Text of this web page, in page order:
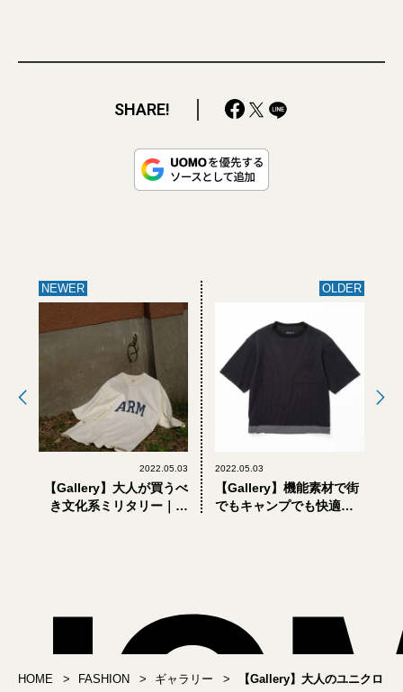
SHARE!
NEWER
2022.05.03
【Gallery】大人が買うべ
き文化系ミリタリー｜素
OLDER
2022.05.03
【Gallery】機能素材で街
でもキャンプでも快適。
HOME FASHION ギャラリー
【Gallery】大人のユニクロ